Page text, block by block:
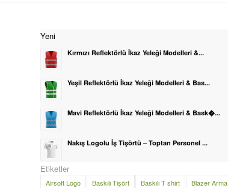
Yeni
Kırmızı Reflektörlü İkaz Yeleği Modelleri &...
Yeşil Reflektörlü İkaz Yeleği Modelleri & Bas...
Mavi Reflektörlü İkaz Yeleği Modelleri & Bask�...
Nakış Logolu İş Tişörtü – Toptan Personel ...
Etiketler
Airsoft Logo Baskılı Tişört Baskılı T shirt
Blazer Arma